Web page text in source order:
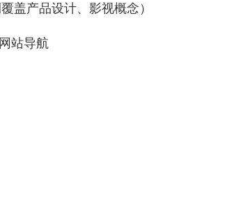
盖产品设计、影视概念）
站导航